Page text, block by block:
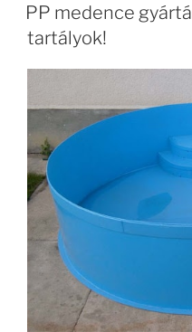
PP medence
tartályok!